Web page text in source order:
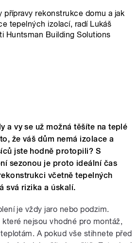
přípravy rekonstrukce domu a jak
tepelných izolací, radí Lukáš
Huntsman Building Solutions
a vy se už možná těšíte na teplé
že váš dům nemá izolace a
jste hodně protopili? S
sezonou je proto ideální čas
včetně tepelných
svá rizika a úskalí.
je vždy jaro nebo podzim.
nejsou vhodné pro montáž,
A pokud vše stihnete před